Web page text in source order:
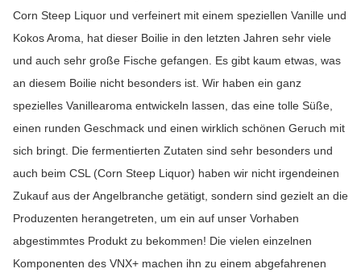
Corn Steep Liquor und verfeinert mit einem speziellen Vanille und
Kokos Aroma, hat dieser Boilie in den letzten Jahren sehr viele
und auch sehr große Fische gefangen. Es gibt kaum etwas, was
an diesem Boilie nicht besonders ist. Wir haben ein ganz
spezielles Vanillearoma entwickeln lassen, das eine tolle Süße,
einen runden Geschmack und einen wirklich schönen Geruch mit
sich bringt. Die fermentierten Zutaten sind sehr besonders und
auch beim CSL (Corn Steep Liquor) haben wir nicht irgendeinen
Zukauf aus der Angelbranche getätigt, sondern sind gezielt an die
Produzenten herangetreten, um ein auf unser Vorhaben
abgestimmtes Produkt zu bekommen! Die vielen einzelnen
Komponenten des VNX+ machen ihn zu einem abgefahrenen